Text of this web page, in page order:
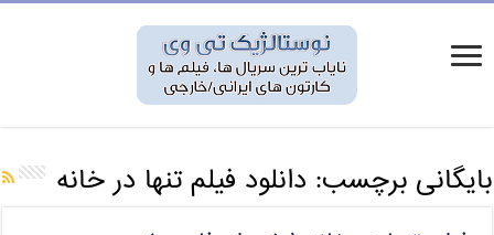
بایگانی برچسب: دانلود فیلم تنها در خانه